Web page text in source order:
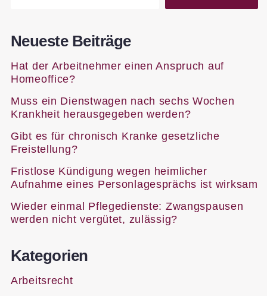
Neueste Beiträge
Hat der Arbeitnehmer einen Anspruch auf
Homeoffice?
Muss ein Dienstwagen nach sechs Wochen
Krankheit herausgegeben werden?
Gibt es für chronisch Kranke gesetzliche
Freistellung?
Fristlose Kündigung wegen heimlicher
Aufnahme eines Personlagesprächs ist wirksam
Wieder einmal Pflegedienste: Zwangspausen
werden nicht vergütet, zulässig?
Kategorien
Arbeitsrecht